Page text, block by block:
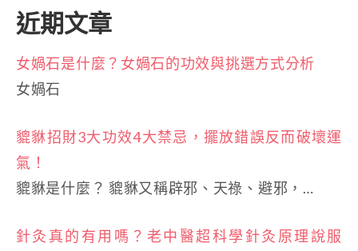
近期文章
女媧石是什麼？女媧石的功效與挑選方式分析
女媧石
貔貅招財3大功效4大禁忌，擺放錯誤反而破壞運
氣！
貔貅是什麼？ 貔貅又稱辟邪、天祿、避邪，…
針灸真的有用嗎？老中醫超科學針灸原理說服